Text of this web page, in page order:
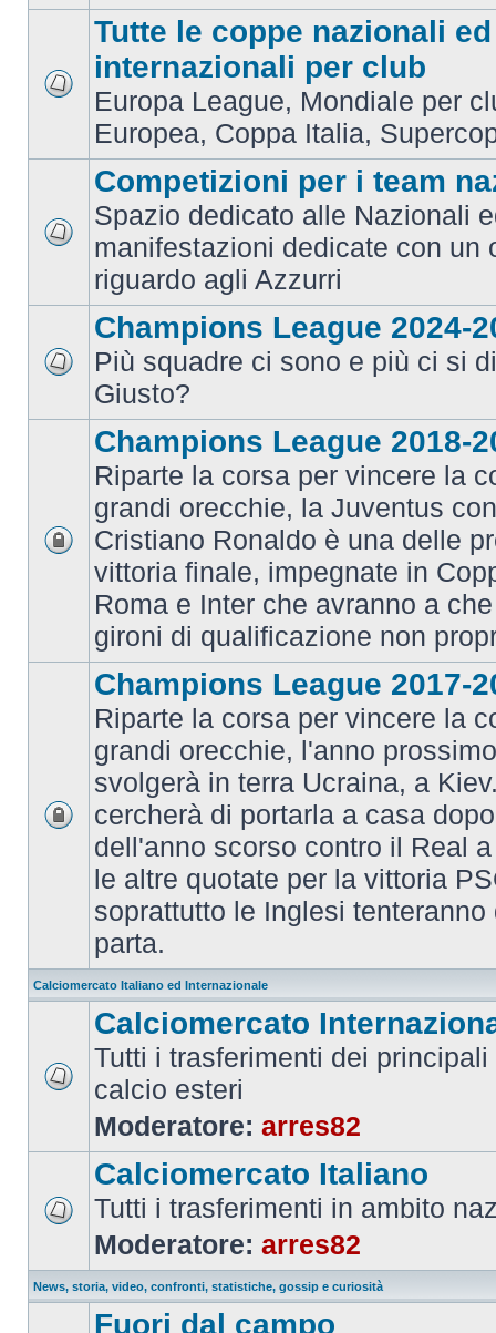
Tutte le coppe nazionali ed
internazionali per club
Europa League, Mondiale per
Europea, Coppa Italia,
Competizioni per i team
Spazio dedicato alle Nazionali
manifestazioni dedicate con un
riguardo agli Azzurri
Champions League 2024-
Più squadre ci sono e più ci si
Giusto?
Champions League 2018-
Riparte la corsa per vincere la
grandi orecchie, la Juventus
Cristiano Ronaldo è una delle
vittoria finale, impegnate in
Roma e Inter che avranno a
gironi di qualificazione non
Champions League 2017-
Riparte la corsa per vincere la
grandi orecchie, l'anno
svolgerà in terra Ucraina, a
cercherà di portarla a casa
dell'anno scorso contro il Real
le altre quotate per la vittoria
soprattutto le Inglesi tenteranno
parta.
Calciomercato Italiano ed Internazionale
Calciomercato
Tutti i trasferimenti dei
calcio esteri
Moderatore: arres82
Calciomercato Italiano
Tutti i trasferimenti in ambito
Moderatore: arres82
News, storia, video, confronti, statistiche, gossip e curiosità
Fuori dal campo